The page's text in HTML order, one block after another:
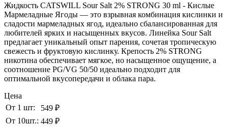
Жидкость CATSWILL Sour Salt 2% STRONG 30 ml - Кислые
Мармеладные Ягоды — это взрывная комбинация кислинки и
сладости мармеладных ягод, идеально сбалансированная для
любителей ярких и насыщенных вкусов. Линейка Sour Salt
предлагает уникальный опыт парения, сочетая тропическую
свежесть и фруктовую кислинку. Крепость 2% STRONG
никотина обеспечивает мягкое, но насыщенное ощущение, а
соотношение PG/VG 50/50 идеально подходит для
оптимальной вкусопередачи и облака пара.
Цена
От 1 шт:
549 ₽
От 10шт.: 449 ₽